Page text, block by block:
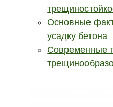
Основные
усадку бетона
Современные